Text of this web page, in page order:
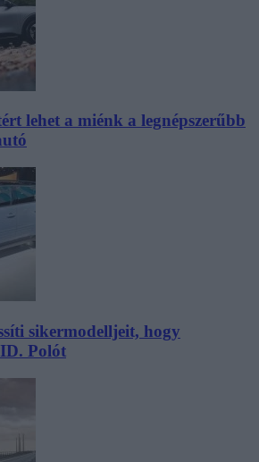
lehet a miénk a legnépszerűbb
sikermodelljeit, hogy
Polót